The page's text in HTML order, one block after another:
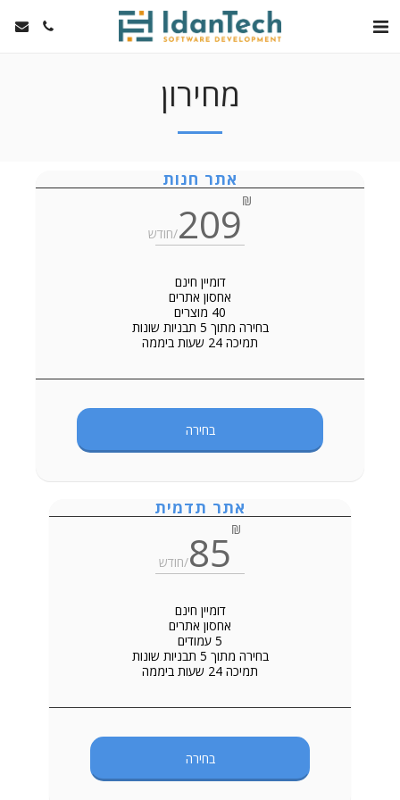
מחירון
אתר חנות
₪
209/חודש
דומיין חינם
אחסון אתרים
40 מוצרים
בחירה מתוך 5 תבניות שונות
תמיכה 24 שעות ביממה
בחירה
אתר תדמית
₪
85/חודש
דומיין חינם
אחסון אתרים
5 עמודים
בחירה מתוך 5 תבניות שונות
תמיכה 24 שעות ביממה
בחירה